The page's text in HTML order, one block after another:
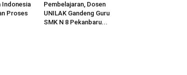
Indonesia
Proses
Pembelajaran, Dosen
UNILAK Gandeng Guru
SMK N 8 Pekanbaru...